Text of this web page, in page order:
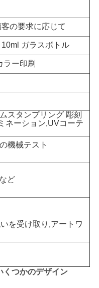
の要求に応じて
ガラスボトル
ラー印刷
スタンプリング 彫刻
ネーション,UVコーテ
機械テスト
ど
を受け取り,アートワ
くつかのデザイン